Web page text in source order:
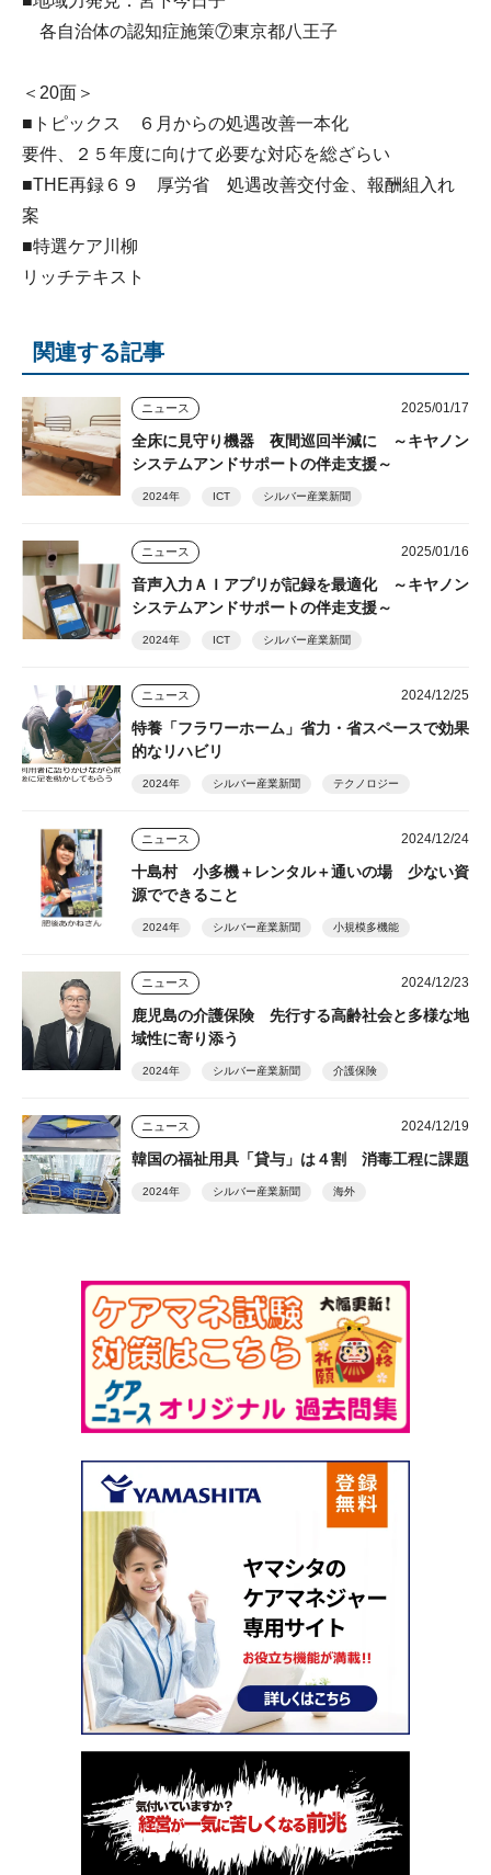
各自治体の認知症施策⑦東京都八王子
＜20面＞
■トピックス ６月からの処遇改善一本化
要件、２５年度に向けて必要な対応を総ざらい
■THE再録６９ 厚労省 処遇改善交付金、報酬組入れ
案
■特選ケア川柳
リッチテキスト
関連する記事
ニュース 2025/01/17
全床に見守り機器 夜間巡回半減に ～キヤノン
システムアンドサポートの伴走支援～
2024年 ICT シルバー産業新聞
ニュース 2025/01/16
音声入力ＡＩアプリが記録を最適化 ～キヤノン
システムアンドサポートの伴走支援～
2024年 ICT シルバー産業新聞
ニュース 2024/12/25
特養「フラワーホーム」省力・省スペースで効果
的なリハビリ
2024年 シルバー産業新聞 テクノロジー
ニュース 2024/12/24
十島村 小多機＋レンタル＋通いの場 少ない資
源でできること
2024年 シルバー産業新聞 小規模多機能
ニュース 2024/12/23
鹿児島の介護保険 先行する高齢社会と多様な地
域性に寄り添う
2024年 シルバー産業新聞 介護保険
ニュース 2024/12/19
韓国の福祉用具「貸与」は４割 消毒工程に課題
2024年 シルバー産業新聞 海外